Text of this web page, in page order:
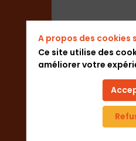
Secteur
Ajouter
A propos des cookies
Ce site utilise des
améliorer votre